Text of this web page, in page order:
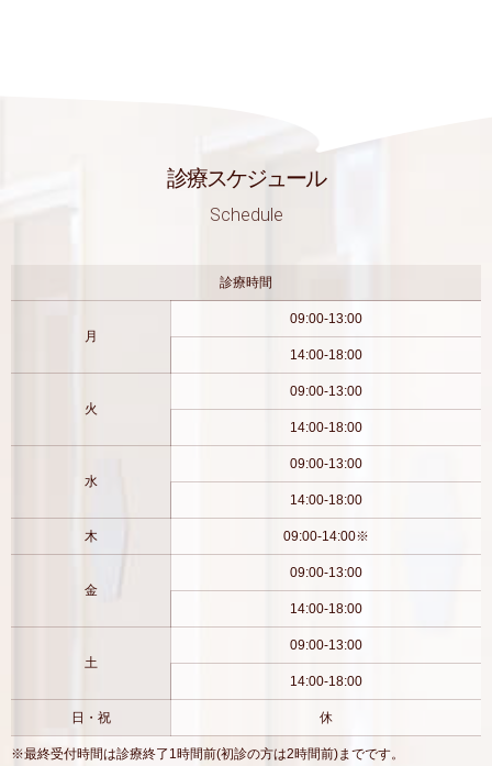
診療スケジュール
Schedule
診療時間
月
09:00-13:00
14:00-18:00
火
09:00-13:00
14:00-18:00
水
09:00-13:00
14:00-18:00
木 09:00-14:00※
金
09:00-13:00
14:00-18:00
土
09:00-13:00
14:00-18:00
日・祝 休
※最終受付時間は診療終了1時間前(初診の方は2時間前)までです。